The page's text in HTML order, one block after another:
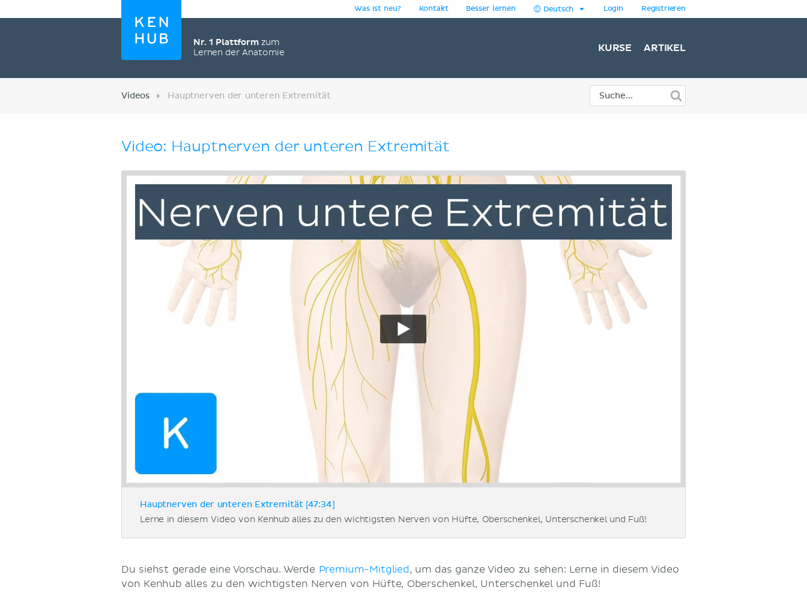
Nr. 1 Plattformzum
Lernen der Anatomie
Was ist neu? Kontakt Besser lernen Deutsch Login Registrieren
KURSE ARTIKEL
Videos Hauptnerven der unteren Extremität
Video: Hauptnerven der unteren Extremität
Hauptnerven der unteren Extremität [47:34]
Lerne in diesem Video von Kenhub alles zu den wichtigsten Nerven von Hüfte, Oberschenkel, Unterschenkel und Fuß!
Du siehst gerade eine Vorschau. Werde Premium-Mitglied, um das ganze Video zu sehen: Lerne in diesem Video
von Kenhub alles zu den wichtigsten Nerven von Hüfte, Oberschenkel, Unterschenkel und Fuß!